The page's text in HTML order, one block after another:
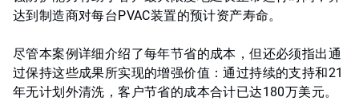
达到制造商对每台PVAC装置的预计资产寿命。
尽管本案例详细介绍了每年节省的成本，但还必须指出通
过保持这些成果所实现的增强价值：通过持续的支持和21
年无计划外清洗，客户节省的成本合计已达180万美元。